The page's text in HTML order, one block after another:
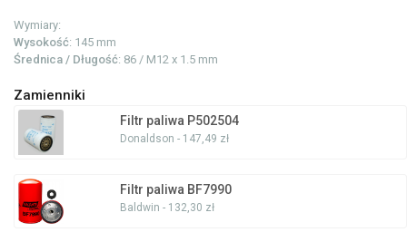
Wymiary:
Wysokość: 145 mm
Średnica / Długość: 86 / M12 x 1.5 mm
Zamienniki
Filtr paliwa P502504
Donaldson - 147,49 zł
Filtr paliwa BF7990
Baldwin - 132,30 zł